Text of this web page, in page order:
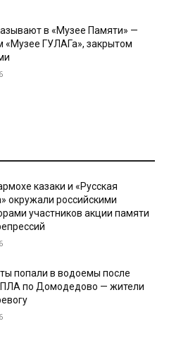
в «Музее Памяти» —
ГУЛАГа», закрытом
казаки и «Русская
окружали российскими
участников акции памяти
попали в водоемы после
по Домодедово — жители